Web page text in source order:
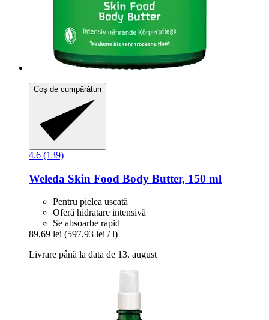
Coș de cumpărături
4.6 (139)
Weleda Skin Food Body Butter, 150 ml
Pentru pielea uscată
Oferă hidratare intensivă
Se absoarbe rapid
89,69 lei (597,93 lei / l)
Livrare până la data de 13. august